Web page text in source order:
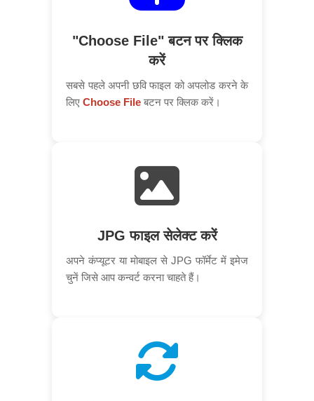
"Choose File" बटन पर क्लिक
करें
सबसे पहले अपनी छवि फाइल को अपलोड करने के
लिए Choose File बटन पर क्लिक करें।
JPG फाइल सेलेक्ट करें
अपने कंप्यूटर या मोबाइल से JPG फॉर्मेट में इमेज
चुनें जिसे आप कन्वर्ट करना चाहते हैं।